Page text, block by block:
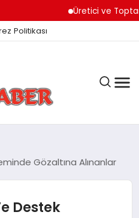
Üretici ve
Politikası
Gözaltına Alınanlar
Destek